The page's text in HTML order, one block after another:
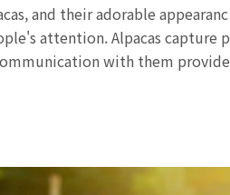
and their adorable appearanc
attention. Alpacas capture p
with them provide